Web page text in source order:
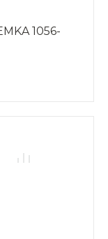
1056-